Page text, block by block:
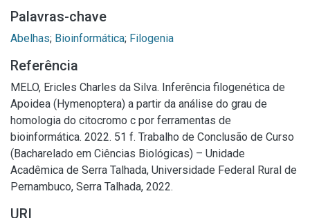
Palavras-chave
Abelhas; Bioinformática; Filogenia
Referência
MELO, Ericles Charles da Silva. Inferência filogenética de
Apoidea (Hymenoptera) a partir da análise do grau de
homologia do citocromo c por ferramentas de
bioinformática. 2022. 51 f. Trabalho de Conclusão de Curso
(Bacharelado em Ciências Biológicas) – Unidade
Acadêmica de Serra Talhada, Universidade Federal Rural de
Pernambuco, Serra Talhada, 2022.
URI